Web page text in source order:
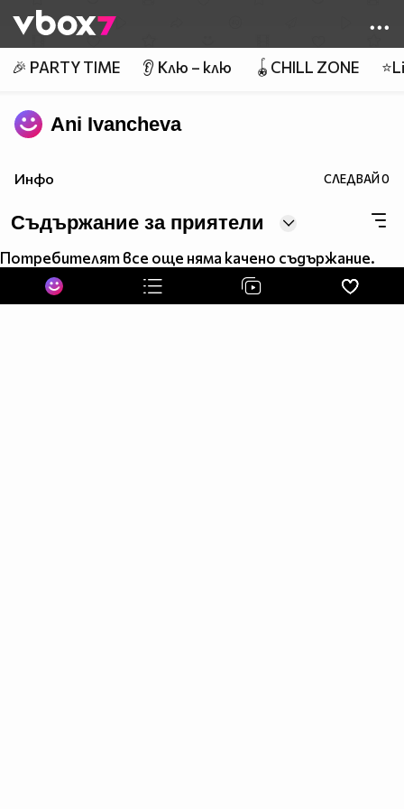
👾
🎉 PARTY TIME 👂 Клю – клю 🪀CHILL ZONE
Ani Ivancheva
Инфо СЛЕДВАЙ0
Съдържание за приятели
Потребителят все още няма качено съдържание.